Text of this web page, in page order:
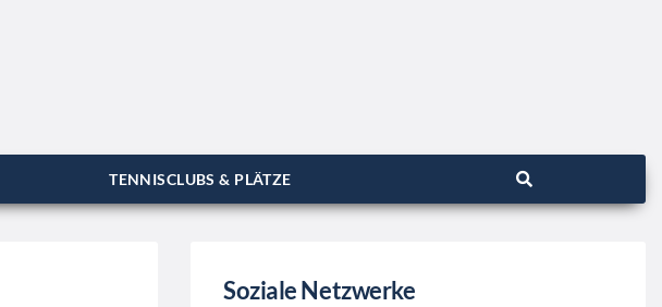
TENNISCLUBS & PLÄTZE
Soziale Netzwerke